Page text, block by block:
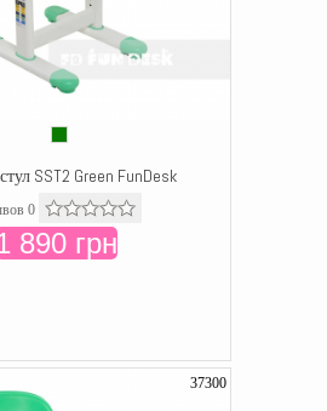
SST2 Green FunDesk
0
890 грн
37300